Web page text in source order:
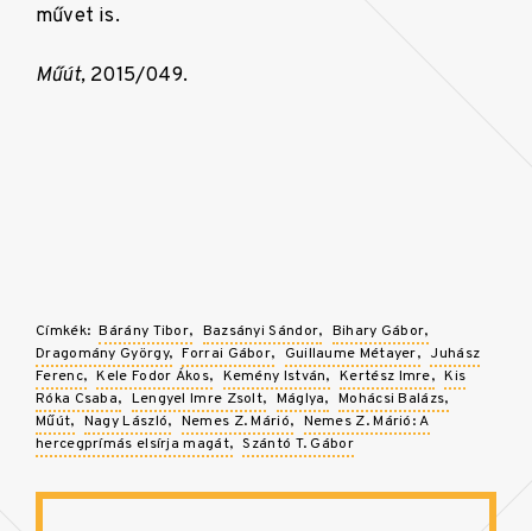
művet is.
Műút, 2015/049.
Címkék: Bárány Tibor Bazsányi Sándor
Bihary Gábor
Dragomány György
Forrai Gábor Guillaume Métayer
Juhász
Ferenc
Kele Fodor Ákos Kemény István Kertész Imre
Kis
Róka Csaba
Lengyel Imre Zsolt Máglya
Mohácsi Balázs
Műút
Nagy László Nemes Z. Márió
Nemes Z. Márió: A
hercegprímás elsírja magát
Szántó T. Gábor